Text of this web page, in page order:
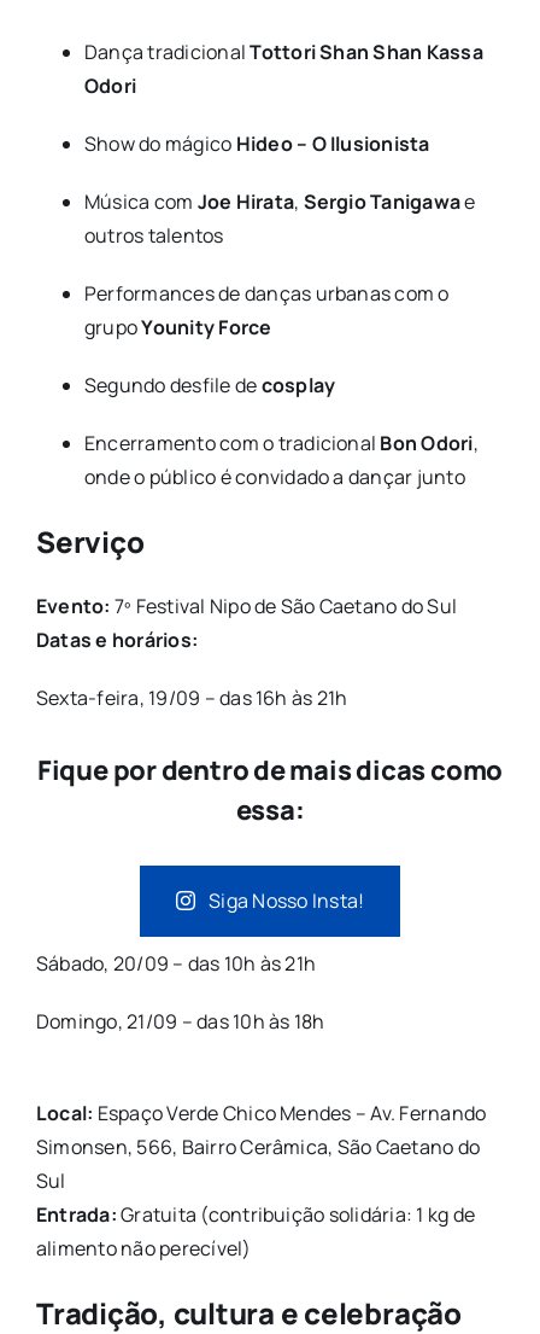
Dança tradicionalTottori Shan Shan Kassa
Odori
Show do mágico Hideo – O Ilusionista
Música com Joe Hirata, Sergio Tanigawae
outros talentos
Performances de danças urbanas com o
grupoYounity Force
Segundo desfile decosplay
Encerramento com o tradicional Bon Odori,
onde o público é convidado a dançar junto
Serviço
Evento: 7º Festival Nipo de São Caetano do Sul
Datas e horários:
Sexta-feira, 19/09 – das 16h às 21h
Fique por dentro de mais dicas como
essa:
Siga Nosso Insta!
Sábado, 20/09 – das 10h às 21h
Domingo, 21/09 – das 10h às 18h
Local: Espaço Verde Chico Mendes – Av. Fernando
Simonsen, 566, Bairro Cerâmica, São Caetano do
Sul
Entrada:Gratuita (contribuição solidária: 1 kg de
alimento não perecível)
Tradição, cultura e celebração